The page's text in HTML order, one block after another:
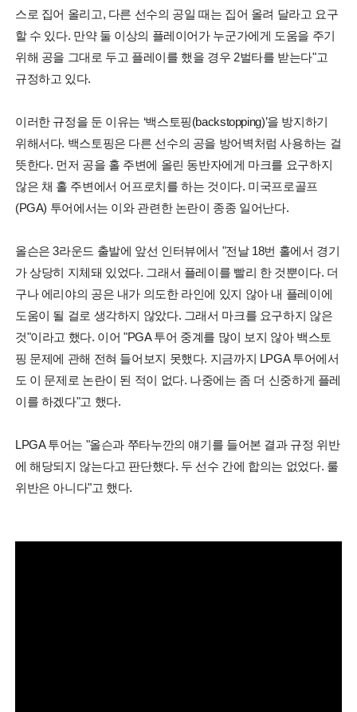
스로 집어 올리고, 다른 선수의 공일 때는 집어 올려 달라고 요구
할 수 있다. 만약 둘 이상의 플레이어가 누군가에게 도움을 주기
위해 공을 그대로 두고 플레이를 했을 경우 2벌타를 받는다"고
규정하고 있다.
이러한 규정을 둔 이유는 ‘백스토핑(backstopping)’을 방지하기
위해서다. 백스토핑은 다른 선수의 공을 방어벽처럼 사용하는 걸
뜻한다. 먼저 공을 홀 주변에 올린 동반자에게 마크를 요구하지
않은 채 홀 주변에서 어프로치를 하는 것이다. 미국프로골프
(PGA) 투어에서는 이와 관련한 논란이 종종 일어난다.
올슨은 3라운드 출발에 앞선 인터뷰에서 "전날 18번 홀에서 경기
가 상당히 지체돼 있었다. 그래서 플레이를 빨리 한 것뿐이다. 더
구나 에리야의 공은 내가 의도한 라인에 있지 않아 내 플레이에
도움이 될 걸로 생각하지 않았다. 그래서 마크를 요구하지 않은
것"이라고 했다. 이어 "PGA 투어 중계를 많이 보지 않아 백스토
핑 문제에 관해 전혀 들어보지 못했다. 지금까지 LPGA 투어에서
도 이 문제로 논란이 된 적이 없다. 나중에는 좀 더 신중하게 플레
이를 하겠다"고 했다.
LPGA 투어는 "올슨과 쭈타누깐의 얘기를 들어본 결과 규정 위반
에 해당되지 않는다고 판단했다. 두 선수 간에 합의는 없었다. 룰
위반은 아니다"고 했다.